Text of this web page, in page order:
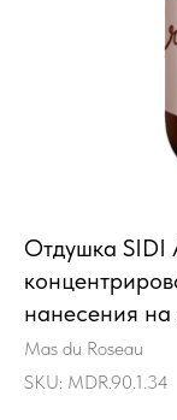
Отдушка SIDI
нанесения на
Mas du Roseau
SKU: MDR.90.1.34